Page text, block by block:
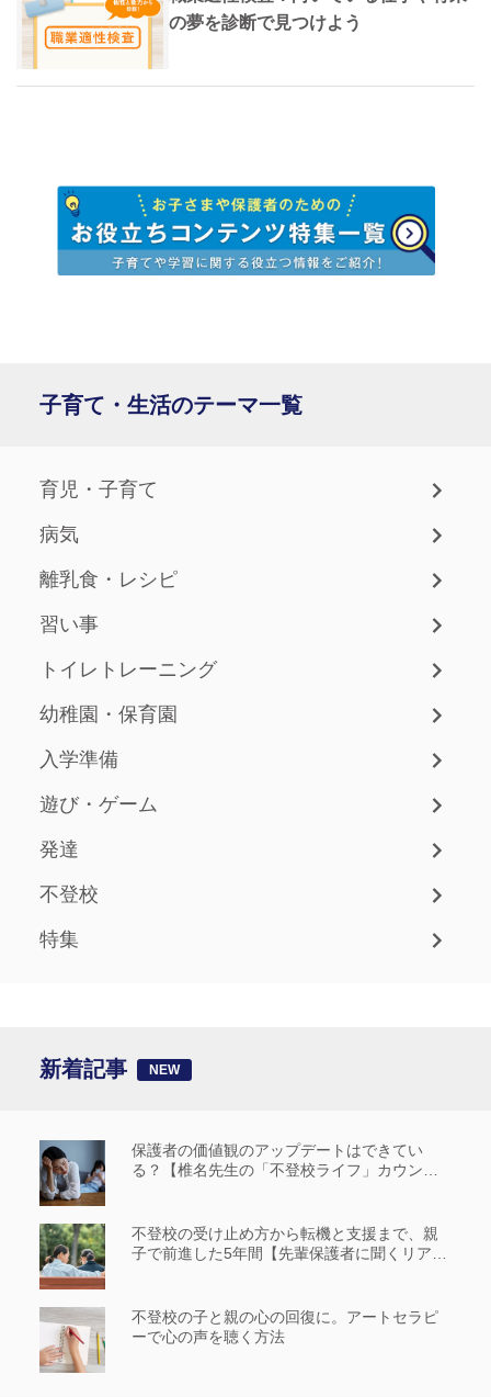
の夢を診断で見つけよう
子育て・生活のテーマ一覧
育児・子育て
病気
離乳食・レシピ
習い事
トイレトレーニング
幼稚園・保育園
入学準備
遊び・ゲーム
発達
不登校
特集
新着記事
保護者の価値観のアップデートはできてい
る？【椎名先生の「不登校ライフ」カウンセ
不登校の受け止め方から転機と支援まで、親
子で前進した5年間【先輩保護者に聞くリアル
不登校の子と親の心の回復に。アートセラピ
ーで心の声を聴く方法